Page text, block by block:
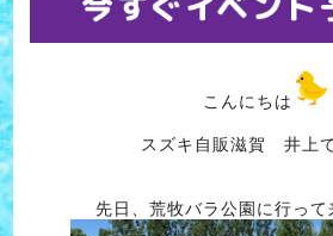
こんにちは
スズキ自販滋賀 井上
先日、荒牧バラ公園に行って